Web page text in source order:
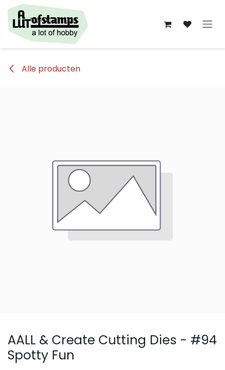
Overslaan naar inhoud
Alle producten
AALL & Create Cutting Dies - #94
Spotty Fun